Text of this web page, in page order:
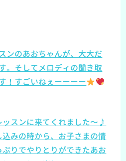
ンのあおちゃんが、大大だ
。そしてメロディの聞き取
！すごいねぇーーーー
ッスンに来てくれました〜♪
込みの時から、お子さまの情
ぷりでやりとりができたあお